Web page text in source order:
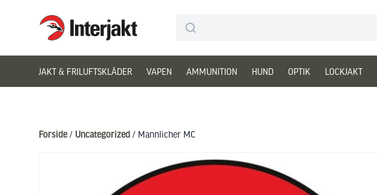
Interjakt DK
JAKT & FRILUFTSKLÄDER VAPEN AMMUNITION HUND OPTIK LOCKJAKT
Forside/ Uncategorized / Mannlicher MC